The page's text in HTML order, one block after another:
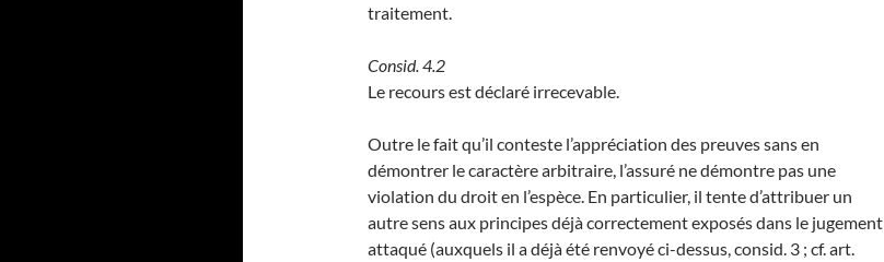
traitement.
Consid. 4.2
Le recours est déclaré irrecevable.
Outre le fait qu’il conteste l’appréciation des preuves sans en
démontrer le caractère arbitraire, l’assuré ne démontre pas une
violation du droit en l’espèce. En particulier, il tente d’attribuer un
autre sens aux principes déjà correctement exposés dans le jugement
attaqué (auxquels il a déjà été renvoyé ci-dessus, consid. 3 ; cf. art.